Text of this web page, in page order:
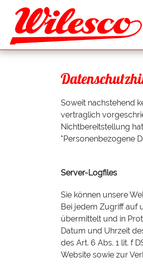
Soweit nachstehend
vertraglich
Nichtbereitstellung
"Personenbezogene
Server-Logfiles
Sie können unsere
Bei jedem Zugriff auf
übermittelt und in
Datum und Uhrzeit
des Art. 6 Abs. 1 lit. f
Website sowie zur